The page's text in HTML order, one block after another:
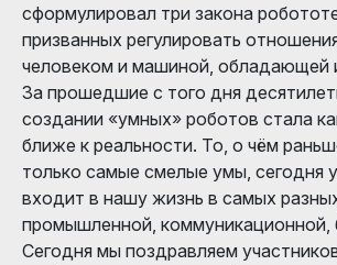
сформулировал три закона
призванных регулировать
человеком и машиной, обладающей
За прошедшие с того дня
создании «умных» роботов стала
ближе к реальности. То, о чём
только самые смелые умы, сегодня
входит в нашу жизнь в самых
промышленной, коммуникационной,
Сегодня мы поздравляем